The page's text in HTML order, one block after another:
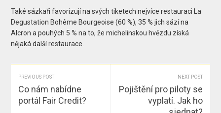
Také sázkaři favorizují na svých tiketech nejvíce restauraci La
Degustation Bohême Bourgeoise (60 %), 35 % jich sází na
Alcron a pouhých 5 % na to, že michelinskou hvězdu získá
nějaká další restaurace.
PREVIOUS POST
Co nám nabídne
portál Fair Credit?
NEXT POST
Pojištění pro piloty se
vyplatí. Jak ho